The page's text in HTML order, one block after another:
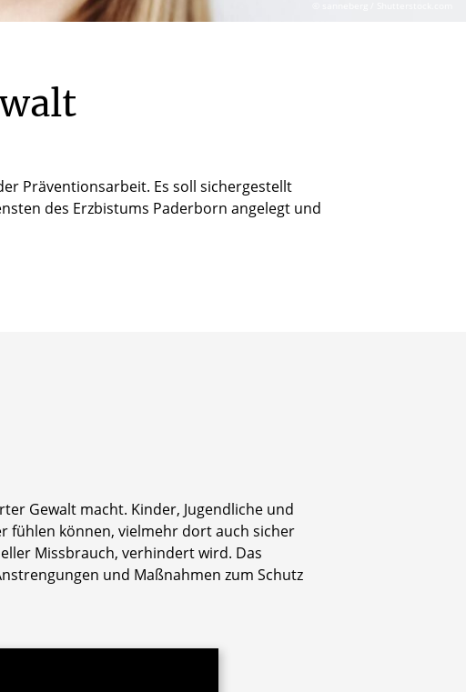
Präventionsarbeit. Es soll sichergestellt
des Erzbistums Paderborn angelegt und
Gewalt macht. Kinder, Jugendliche und
fühlen können, vielmehr dort auch sicher
Missbrauch, verhindert wird. Das
und Maßnahmen zum Schutz